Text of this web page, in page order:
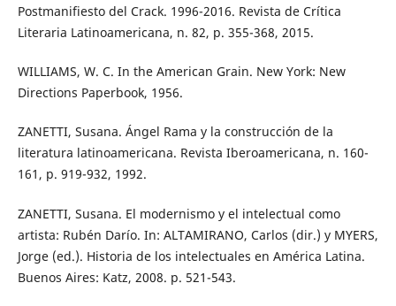
Postmanifiesto del Crack. 1996-2016. Revista de Crítica
Literaria Latinoamericana, n. 82, p. 355-368, 2015.
WILLIAMS, W. C. In the American Grain. New York: New
Directions Paperbook, 1956.
ZANETTI, Susana. Ángel Rama y la construcción de la
literatura latinoamericana. Revista Iberoamericana, n. 160-
161, p. 919-932, 1992.
ZANETTI, Susana. El modernismo y el intelectual como
artista: Rubén Darío. In: ALTAMIRANO, Carlos (dir.) y MYERS,
Jorge (ed.). Historia de los intelectuales en América Latina.
Buenos Aires: Katz, 2008. p. 521-543.